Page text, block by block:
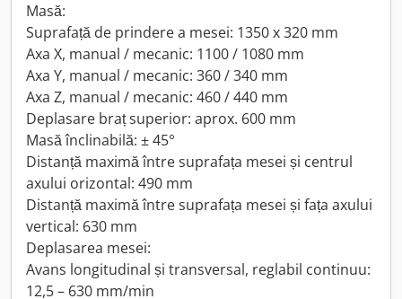
Masă:
Suprafață de prindere a mesei: 1350 x 320 mm
Axa X, manual / mecanic: 1100 / 1080 mm
Axa Y, manual / mecanic: 360 / 340 mm
Axa Z, manual / mecanic: 460 / 440 mm
Deplasare braț superior: aprox. 600 mm
Masă înclinabilă: ± 45°
Distanță maximă între suprafața mesei și centrul
axului orizontal: 490 mm
Distanță maximă între suprafața mesei și fața axului
vertical: 630 mm
Deplasarea mesei:
Avans longitudinal și transversal, reglabil continuu:
12,5 – 630 mm/min